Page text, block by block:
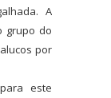
A
grupo do
por
este